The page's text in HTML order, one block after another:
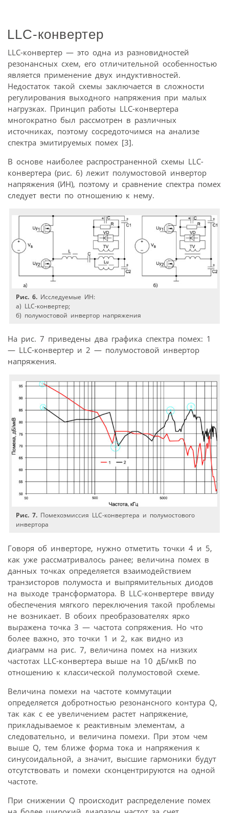
LLC-конвертер
LLC-конвертер — это одна из разновидностей
резонансных схем, его отличительной особенностью
является применение двух индуктивностей.
Недостаток такой схемы заключается в сложности
регулирования выходного напряжения при малых
нагрузках. Принцип работы LLC-конвертера
многократно был рассмотрен в различных
источниках, поэтому сосредоточимся на анализе
спектра эмитируемых помех [3].
В основе наиболее распространенной схемы LLC-
конвертера (рис. 6) лежит полумостовой инвертор
напряжения (ИН), поэтому и сравнение спектра помех
следует вести по отношению к нему.
Рис. 6. Исследуемые ИН:
а) LLC-конвертер;
б) полумостовой инвертор напряжения
На рис. 7 приведены два графика спектра помех: 1
— LLC-конвертер и 2 — полумостовой инвертор
напряжения.
Рис. 7. Помехоэмиссия LLC-конвертера и полумостового
инвертора
Говоря об инверторе, нужно отметить точки 4 и 5,
как уже рассматривалось ранее; величина помех в
данных точках определяется взаимодействием
транзисторов полумоста и выпрямительных диодов
на выходе трансформатора. В LLC-конвертере ввиду
обеспечения мягкого переключения такой проблемы
не возникает. В обоих преобразователях ярко
выражена точка 3 — частота сопряжения. Но что
более важно, это точки 1 и 2, как видно из
диаграмм на рис. 7, величина помех на низких
частотах LLC-конвертера выше на 10 дБ/мкВ по
отношению к классической полумостовой схеме.
Величина помехи на частоте коммутации
определяется добротностью резонансного контура Q,
так как с ее увеличением растет напряжение,
прикладываемое к реактивным элементам, а
следовательно, и величина помехи. При этом чем
выше Q, тем ближе форма тока и напряжения к
синусоидальной, а значит, высшие гармоники будут
отсутствовать и помехи сконцентрируются на одной
частоте.
При снижении Q происходит распределение помех